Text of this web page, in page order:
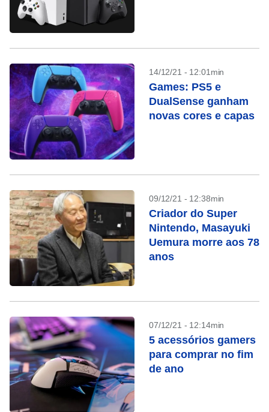
14/12/21 - 12:01min
Games: PS5 e
DualSense ganham
novas cores e capas
09/12/21 - 12:38min
Criador do Super
Nintendo, Masayuki
Uemura morre aos 78
anos
07/12/21 - 12:14min
5 acessórios gamers
para comprar no fim
de ano